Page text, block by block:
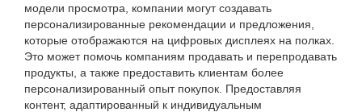
модели просмотра, компании могут создавать
персонализированные рекомендации и предложения,
которые отображаются на цифровых дисплеях на полках.
Это может помочь компаниям продавать и перепродавать
продукты, а также предоставить клиентам более
персонализированный опыт покупок. Предоставляя
контент, адаптированный к индивидуальным